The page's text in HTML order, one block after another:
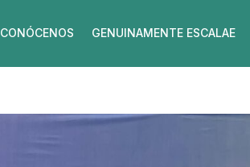
CONÓCENOS GENUINAMENTE ESCALAE